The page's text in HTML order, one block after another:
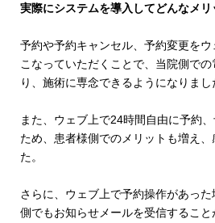
実際にシステムを導入してどんなメリ
予約や予約キャンセル、予約変更を
こなっていただくことで、当院側で
り、施術に専念できるようになりまし
また、ウェブ上で24時間自由に予約
ため、患者様側でのメリットも増え
た。
さらに、ウェブ上で予約操作があっ
側でもお知らせメールを受信するこ